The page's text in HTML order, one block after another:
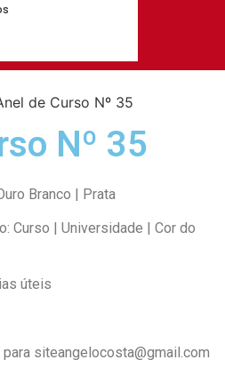
de Curso Nº 35
Nº 35
Branco | Prata
Curso | Universidade | Cor do
úteis
siteangelocosta@gmail.com